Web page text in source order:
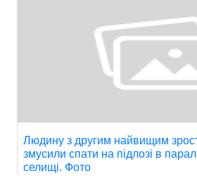
Людину з другим найвищим
змусили спати на підлозі в
селищі. Фото